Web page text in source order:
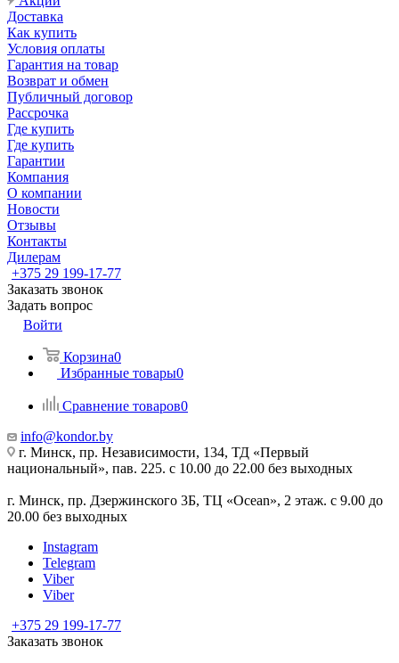
Доставка
Как купить
Условия оплаты
Гарантия на товар
Возврат и обмен
Публичный договор
Рассрочка
Где купить
Где купить
Гарантии
Компания
О компании
Новости
Отзывы
Контакты
Дилерам
+375 29 199-17-77
Заказать звонок
Задать вопрос
Войти
Корзина0
Избранные товары0
Сравнение товаров0
info@kondor.by
г. Минск, пр. Независимости, 134, ТД «Первый
национальный», пав. 225. с 10.00 до 22.00 без выходных
г. Минск, пр. Дзержинского 3Б, ТЦ «Ocean», 2 этаж. с 9.00 до
20.00 без выходных
Instagram
Telegram
Viber
Viber
+375 29 199-17-77
Заказать звонок